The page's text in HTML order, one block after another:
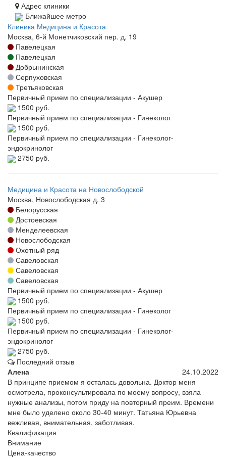
Адрес клиники
Ближайшее метро
Клиника Медицина и Красота
Москва, 6-й Монетчиковский пер. д. 19
Павелецкая
Павелецкая
Добрынинская
Серпуховская
Третьяковская
Первичный прием по специализации - Акушер
1500 руб.
Первичный прием по специализации - Гинеколог
1500 руб.
Первичный прием по специализации - Гинеколог-
эндокринолог
2750 руб.
Медицина и Красота на Новослободской
Москва, Новослободская д. 3
Белорусская
Достоевская
Менделеевская
Новослободская
Охотный ряд
Савеловская
Савеловская
Савеловская
Первичный прием по специализации - Акушер
1500 руб.
Первичный прием по специализации - Гинеколог
1500 руб.
Первичный прием по специализации - Гинеколог-
эндокринолог
2750 руб.
Последний отзыв
Алена
24.10.2022
В принципе приемом я осталась довольна. Доктор меня
осмотрела, проконсультировала по моему вопросу, взяла
нужные анализы, потом приду на повторный преим. Времени
мне было уделено около 30-40 минут. Татьяна Юрьевна
вежливая, внимательная, заботливая.
Квалификация
Внимание
Цена-качество